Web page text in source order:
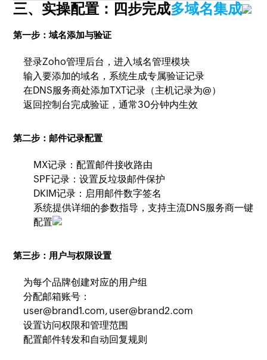
三、实操配置：四步完成多域名集成
第一步：域名添加与验证
登录Zoho管理后台，进入域名管理模块
输入要添加的域名，系统生成专属验证记录
在DNS服务商处添加TXT记录（主机记录为@）
返回控制台完成验证，通常30分钟内生效
第二步：邮件记录配置
MX记录：配置邮件接收路由
SPF记录：设置反垃圾邮件保护
DKIM记录：启用邮件数字签名
系统提供详细的参数指导，支持主流DNS服务商一键
配置
第三步：用户与权限设置
为每个品牌创建对应的用户组
分配邮箱账号：
user@brand1.com, user@brand2.com
设置访问权限和管理范围
配置邮件转发和自动回复规则